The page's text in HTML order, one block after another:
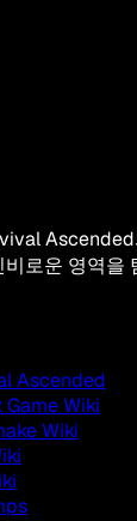
Ascended
로운 영역을
Ascended
Game Wiki
Wiki